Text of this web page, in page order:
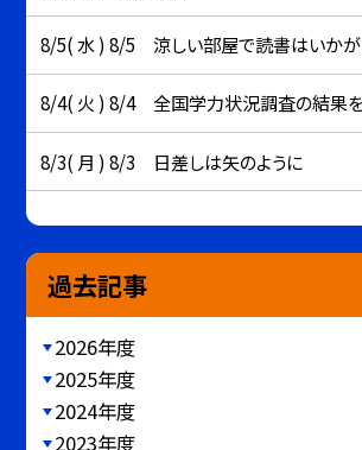
8/5( 水 ) 8/5 涼しい部屋で読書はいかが
8/4( 火 ) 8/4 全国学力状況調査の結果
8/3( 月 ) 8/3 日差しは矢のように
過去記事
2026年度
2025年度
2024年度
2023年度